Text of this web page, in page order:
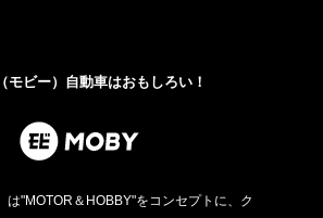
モビー）自動車はおもしろい！
は"MOTOR＆HOBBY"をコンセプトに、ク